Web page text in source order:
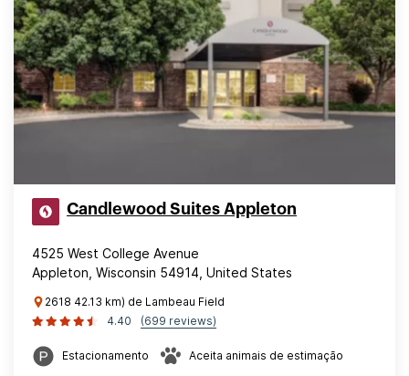
Candlewood Suites Appleton
4525 West College Avenue
Appleton, Wisconsin 54914, United States
2618 42.13 km) de Lambeau Field
4.40
(699 reviews)
Estacionamento Aceita animais de estimação